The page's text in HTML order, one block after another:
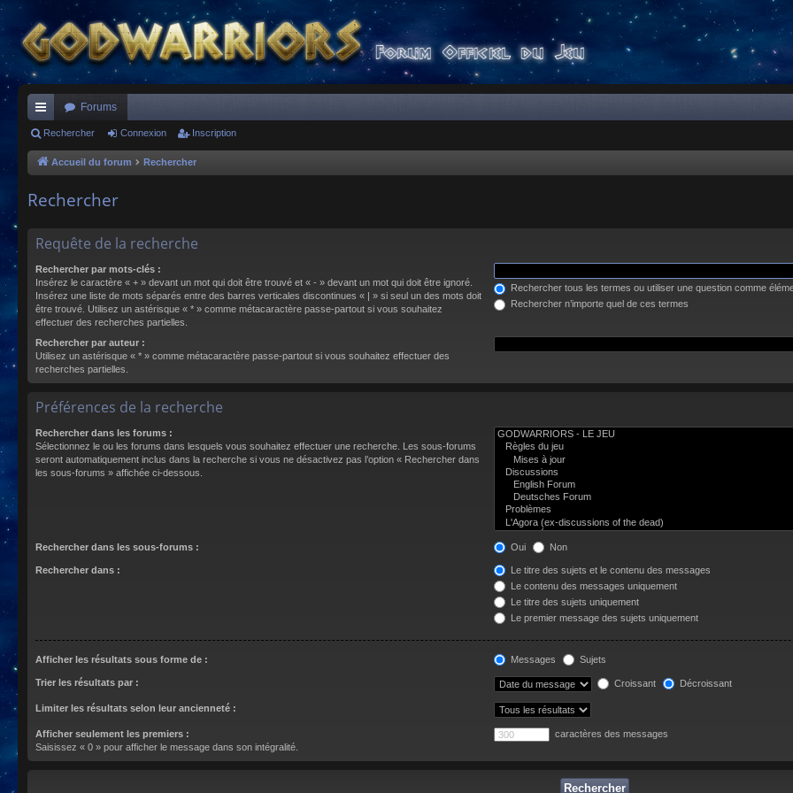
ac
co
s
Forums
Rechercher Connexion Inscription
Accueil du forum Rechercher
Rechercher
Requête de la recherche
Rechercher par mots-clés :
Insérez le caractère « + » devant un mot qui doit être trouvé et « - » devant un mot qui doit être ignoré.
Insérez une liste de mots séparés entre des barres verticales discontinues « | » si seul un des mots doit
être trouvé. Utilisez un astérisque « * » comme métacaractère passe-partout si vous souhaitez
effectuer des recherches partielles.
Rechercher tous les termes ou utiliser une question comme
Rechercher n’importe quel de ces termes
Rechercher par auteur :
Utilisez un astérisque « * » comme métacaractère passe-partout si vous souhaitez effectuer des
recherches partielles.
Préférences de la recherche
Rechercher dans les forums :
Sélectionnez le ou les forums dans lesquels vous souhaitez effectuer une recherche. Les sous-forums
seront automatiquement inclus dans la recherche si vous ne désactivez pas l’option « Rechercher dans
les sous-forums » affichée ci-dessous.
Rechercher dans les sous-forums : Oui Non
Rechercher dans :
Le titre des sujets et le contenu des messages
Le contenu des messages uniquement
Le titre des sujets uniquement
Le premier message des sujets uniquement
Afficher les résultats sous forme de : Messages Sujets
Trier les résultats par : Croissant Décroissant
Limiter les résultats selon leur ancienneté :
Afficher seulement les premiers :
Saisissez « 0 » pour afficher le message dans son intégralité.
caractères des messages